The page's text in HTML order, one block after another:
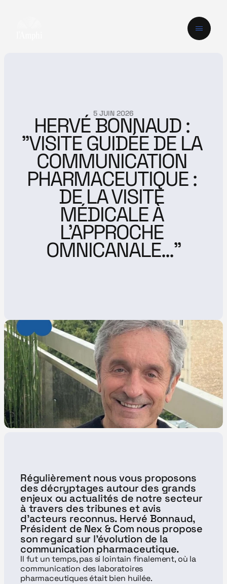
5 JUIN 2026
HERVÉ BONNAUD :
"VISITE GUIDÉE DE LA
COMMUNICATION
PHARMACEUTIQUE :
DE LA VISITE
MÉDICALE À
L'APPROCHE
OMNICANALE..."
Régulièrement nous vous proposons
des décryptages autour des grands
enjeux ou actualités de notre secteur
à travers des tribunes et avis
d'acteurs reconnus. Hervé Bonnaud,
Président de Nex & Com nous propose
son regard sur l'évolution de la
communication pharmaceutique.
Il fut un temps, pas si lointain finalement, où la
communication des laboratoires
pharmaceutiques était bien huilée.